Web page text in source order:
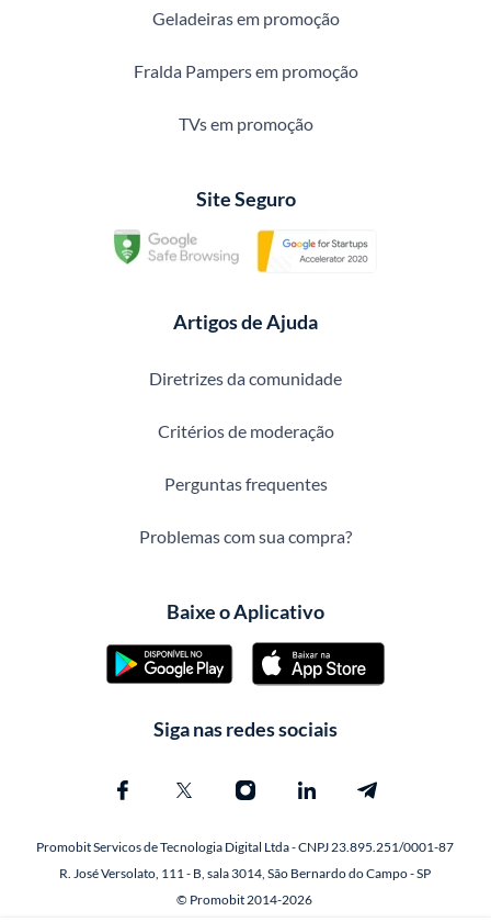
Geladeiras em promoção
Fralda Pampers em promoção
TVs em promoção
Site Seguro
Artigos de Ajuda
Diretrizes da comunidade
Critérios de moderação
Perguntas frequentes
Problemas com sua compra?
Baixe o Aplicativo
Siga nas redes sociais
Promobit Servicos de Tecnologia Digital Ltda - CNPJ 23.895.251/0001-87
R. José Versolato, 111 - B, sala 3014, São Bernardo do Campo - SP
© Promobit 2014-2026